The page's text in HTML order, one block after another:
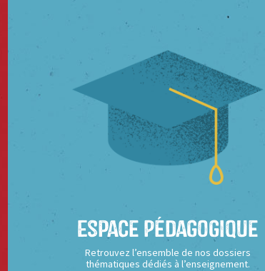
Espace Pédagogique
Retrouvez l’ensemble de nos dossiers
thématiques dédiés à l’enseignement.